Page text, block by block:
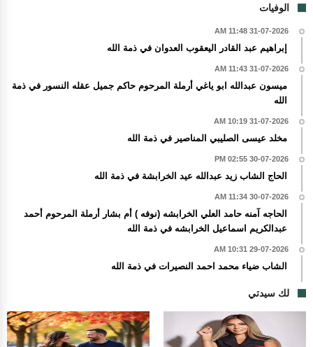
الوفيات
31-07-2026 11:48 AM
إبراهيم عبد القادر اليعقوب العدوان في ذمة الله
31-07-2026 11:43 AM
ميسون عبدالله ابو ياغي أرملة المرحوم حاكم جميل عقله النسور في ذمة
الله
31-07-2026 10:19 AM
مخلد عيسى الصليبي المناصير في ذمة الله
30-07-2026 02:55 PM
الحاج الشاب زيد عبدالله عيد الخرابشة في ذمة الله
30-07-2026 11:34 AM
الحاجه آمنه حامد العلي الخرابشه (نوفه ) أم بشار أرملة المرحوم أحمد
عبدالكريم اسماعيل الخرابشه في ذمة الله
29-07-2026 10:31 AM
الشاب ضياء محمد احمد النصيرات في ذمة الله
لك سيدتي